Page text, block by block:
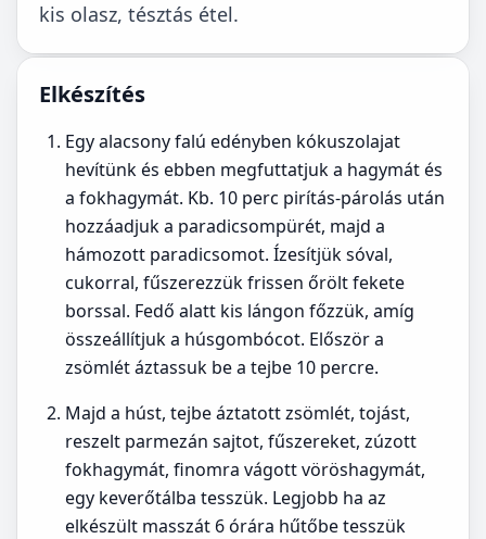
kis olasz, tésztás étel.
Elkészítés
Egy alacsony falú edényben kókuszolajat
hevítünk és ebben megfuttatjuk a hagymát és
a fokhagymát. Kb. 10 perc pirítás-párolás után
hozzáadjuk a paradicsompürét, majd a
hámozott paradicsomot. Ízesítjük sóval,
cukorral, fűszerezzük frissen őrölt fekete
borssal. Fedő alatt kis lángon főzzük, amíg
összeállítjuk a húsgombócot. Először a
zsömlét áztassuk be a tejbe 10 percre.
Majd a húst, tejbe áztatott zsömlét, tojást,
reszelt parmezán sajtot, fűszereket, zúzott
fokhagymát, finomra vágott vöröshagymát,
egy keverőtálba tesszük. Legjobb ha az
elkészült masszát 6 órára hűtőbe tesszük